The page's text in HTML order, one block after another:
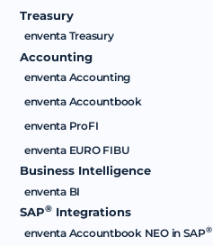
Treasury
enventa Treasury
Accounting
enventa Accounting
enventa Accountbook
enventa ProFI
enventa EURO FIBU
Business Intelligence
enventa BI
SAP® Integrations
enventa Accountbook NEO in SAP®